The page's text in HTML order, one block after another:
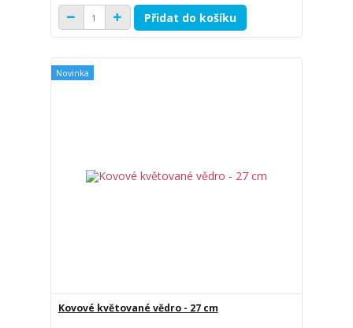
Přidat do košíku
Novinka
Kovové květované vědro - 27 cm